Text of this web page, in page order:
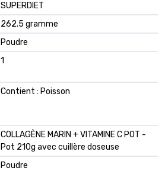
SUPERDIET
262.5 gramme
Poudre
1
Contient : Poisson
COLLAGÈNE MARIN + VITAMINE C POT -
Pot 210g avec cuillère doseuse
Poudre